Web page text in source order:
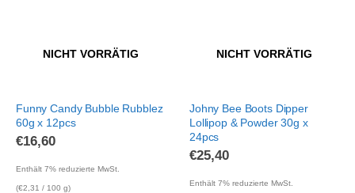
NICHT VORRÄTIG
Funny Candy Bubble Rubblez
60g x 12pcs
€16,60
Enthält 7% reduzierte MwSt.
(€2,31 / 100 g)
NICHT VORRÄTIG
Johny Bee Boots Dipper
Lollipop & Powder 30g x
24pcs
€25,40
Enthält 7% reduzierte MwSt.